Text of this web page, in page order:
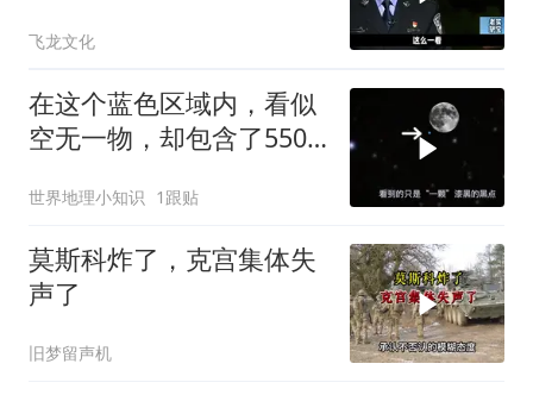
飞龙文化
在这个蓝色区域内，看似
空无一物，却包含了5500
世界地理小知识 1跟贴
莫斯科炸了，克宫集体失
声了
旧梦留声机